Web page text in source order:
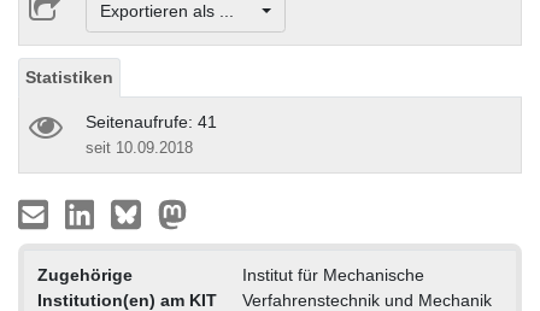
Exportieren als ...
Statistiken
Seitenaufrufe: 41
seit 10.09.2018
Zugehörige
Institution(en) am KIT
Institut für Mechanische
Verfahrenstechnik und Mechanik